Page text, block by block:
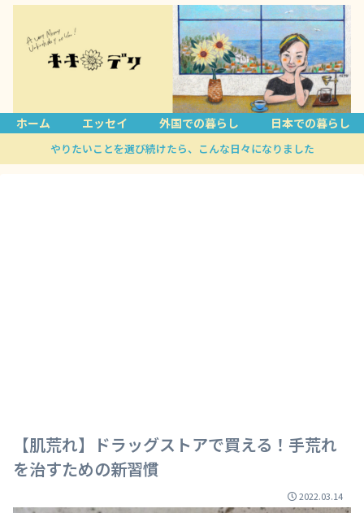
ホーム エッセイ 外国での暮らし 日本での暮らし
やりたいことを選び続けたら、こんな日々になりました
【肌荒れ】ドラッグストアで買える！手荒れ
を治すための新習慣
2022.03.14